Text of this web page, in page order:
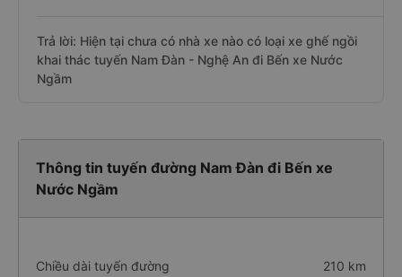
Trả lời: Hiện tại chưa có nhà xe nào có loại xe ghế ngồi
khai thác tuyến Nam Đàn - Nghệ An đi Bến xe Nước
Ngầm
Thông tin tuyến đường Nam Đàn đi Bến xe
Nước Ngầm
Chiều dài tuyến đường 210 km